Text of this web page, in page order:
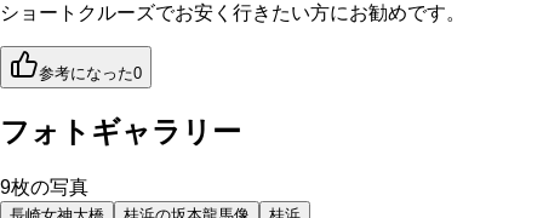
ショートクルーズでお安く行きたい方にお勧めです。
参考になった0
フォトギャラリー
9枚の写真